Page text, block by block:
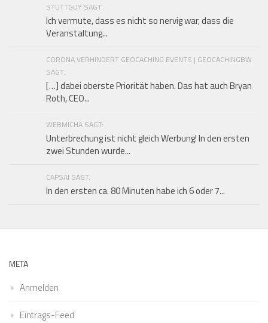
STUTTGUY SAGT:
Ich vermute, dass es nicht so nervig war, dass die
Veranstaltung...
CORONA VERHINDERT GEOCACHING EVENTS | GEOCACHINGBW
SAGT:
[…] dabei oberste Priorität haben. Das hat auch Bryan
Roth, CEO...
WEBMICHA SAGT:
Unterbrechung ist nicht gleich Werbung! In den ersten
zwei Stunden wurde...
CAPSAI SAGT:
In den ersten ca. 80 Minuten habe ich 6 oder 7...
META
Anmelden
Eintrags-Feed